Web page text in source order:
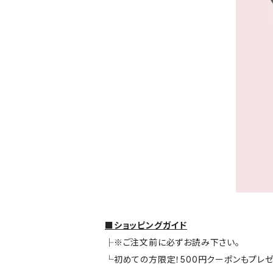
■ショッピングガイド
├※ご注文前に必ずお読み下さい。
└初めての方限定！500円クーポンもプレ